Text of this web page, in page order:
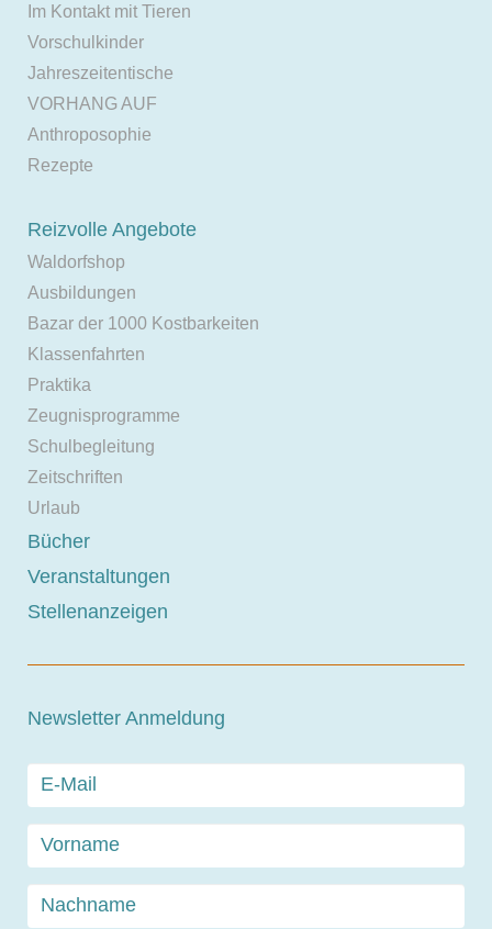
Im Kontakt mit Tieren
Vorschulkinder
Jahreszeitentische
VORHANG AUF
Anthroposophie
Rezepte
Reizvolle Angebote
Waldorfshop
Ausbildungen
Bazar der 1000 Kostbarkeiten
Klassenfahrten
Praktika
Zeugnisprogramme
Schulbegleitung
Zeitschriften
Urlaub
Bücher
Veranstaltungen
Stellenanzeigen
Newsletter Anmeldung